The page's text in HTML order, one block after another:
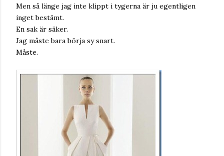
Men så länge jag inte klippt i tygerna är ju egentligen
inget bestämt.
En sak är säker.
Jag måste bara börja sy snart.
Måste.